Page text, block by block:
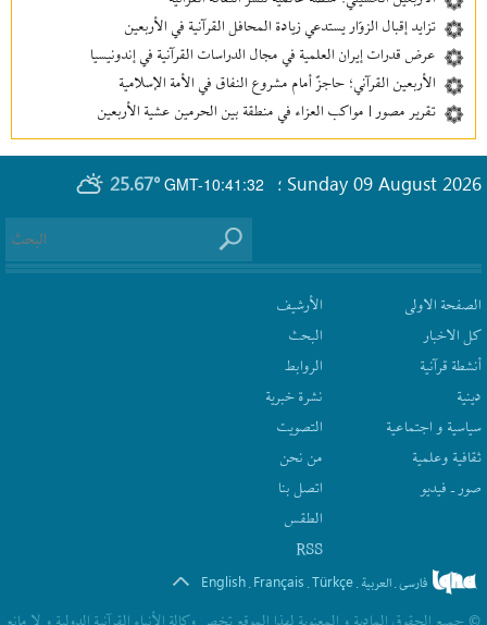
تزايد إقبال الزوّار يستدعي زيادة المحافل القرآنية في الأربعين
عرض قدرات إيران العلمية في مجال الدراسات القرآنية في إندونيسيا
الأربعين القرآني؛ حاجزٌ أمام مشروع النفاق في الأمة الإسلامية
تقرير مصور | مواكب العزاء في منطقة بين‌ الحرمین عشية الأربعين
GMT-10:41:32
25.67° Sunday 09 August 2026 ؛
الصفحة الاولى
كل الاخبار
أنشطة قرآنیة
دينية
سیاسیة و اجتماعیة
ثقافیة وعلمیة
صور ـ فيديو
الأرشیف
البحث
الروابط
نشرة‌ خبریة
التصويت
من نحن
اتصل بنا
الطقس
RSS
فارسی. العربیة .
Türkçe
.
Français
.
English